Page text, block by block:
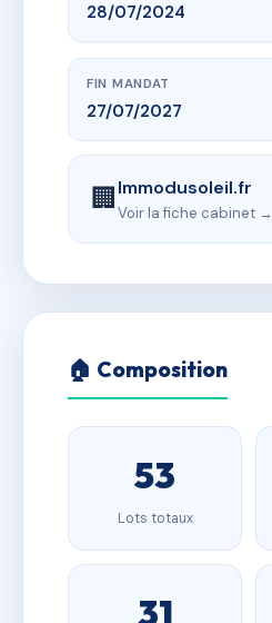
28/07/2024
FIN MANDAT
27/07/2027
🏢Immodusoleil.fr
Voir la fiche cabinet →
🏠 Composition
53
Lots totaux
31